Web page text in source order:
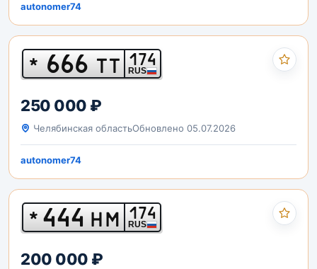
autonomer74
* 666 ТТ 174
RUS
250 000 ₽
Челябинская областьОбновлено 05.07.2026
autonomer74
* 444 НМ 174
RUS
200 000 ₽